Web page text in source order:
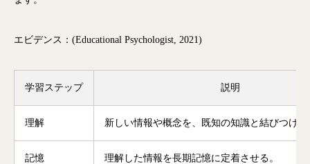
エビデンス：(Educational Psychologist, 2021)
学習ステップ 説明
理解 新しい情報や概念を、既知の知識と結びつけ
記憶 理解した情報を長期記憶に定着させる。